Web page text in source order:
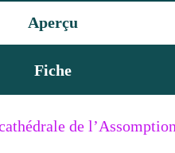
Aperçu
Fiche
de